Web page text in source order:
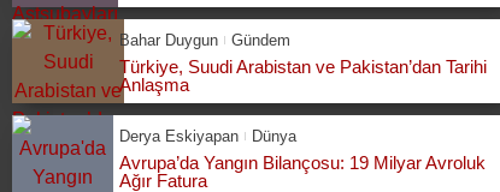
Bahar Duygun Gündem
Türkiye, Suudi Arabistan ve Pakistan’dan Tarihi
Anlaşma
Derya Eskiyapan Dünya
Avrupa’da Yangın Bilançosu: 19 Milyar Avroluk
Ağır Fatura